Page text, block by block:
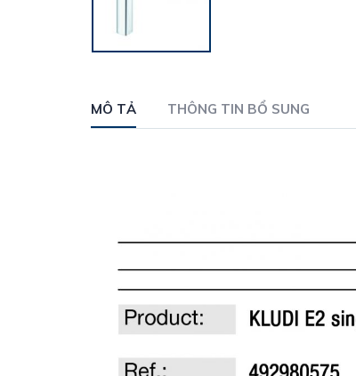
MÔ TẢ THÔNG TIN BỔ SUNG